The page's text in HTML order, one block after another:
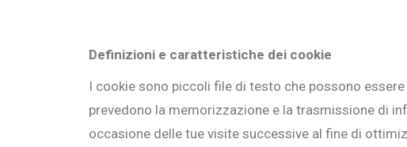
Definizioni e caratteristiche dei cookie
I cookie sono piccoli file di testo che possono
prevedono la memorizzazione e la trasmissione di
occasione delle tue visite successive al fine di